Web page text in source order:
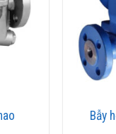
là Stream trap. Thiết
ngưng tự.
không lo rò rỉ hơi nước
Bẫy